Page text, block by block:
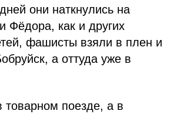
они наткнулись на
Фёдора, как и других
фашисты взяли в плен и
а оттуда уже в
поезде, а в